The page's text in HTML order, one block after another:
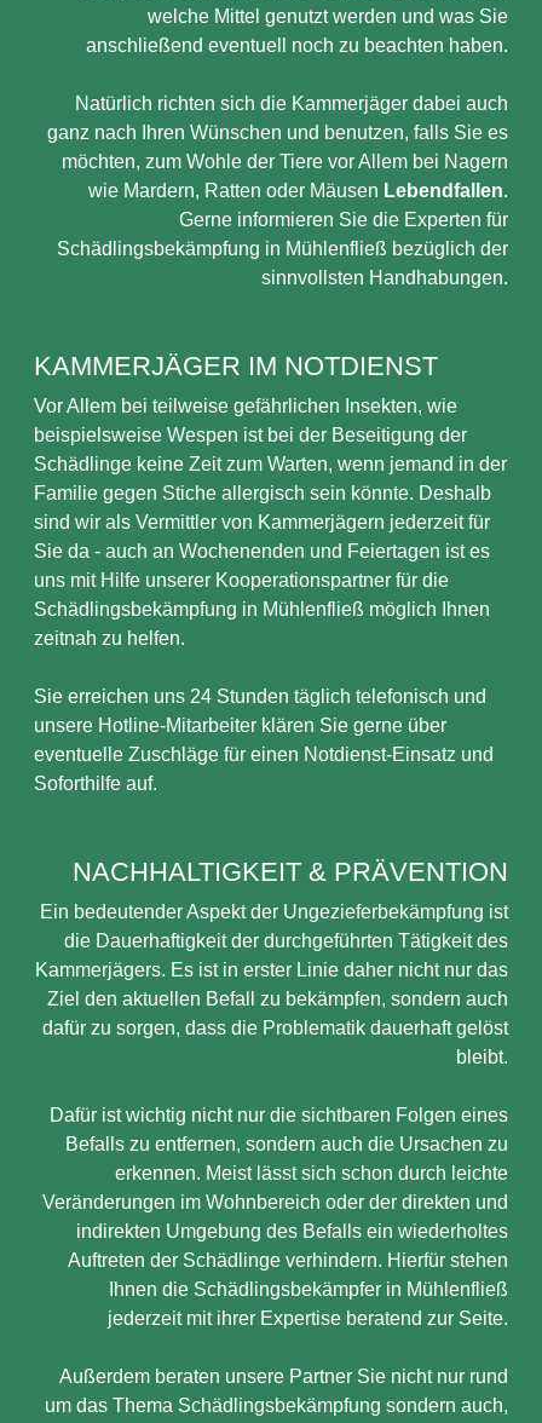
welche Mittel genutzt werden und was Sie
anschließend eventuell noch zu beachten haben.
Natürlich richten sich die Kammerjäger dabei auch
ganz nach Ihren Wünschen und benutzen, falls Sie es
möchten, zum Wohle der Tiere vor Allem bei Nagern
wie Mardern, Ratten oder Mäusen Lebendfallen.
Gerne informieren Sie die Experten für
Schädlingsbekämpfung in Mühlenfließ bezüglich der
sinnvollsten Handhabungen.
KAMMERJÄGER IM NOTDIENST
Vor Allem bei teilweise gefährlichen Insekten, wie
beispielsweise Wespen ist bei der Beseitigung der
Schädlinge keine Zeit zum Warten, wenn jemand in der
Familie gegen Stiche allergisch sein könnte. Deshalb
sind wir als Vermittler von Kammerjägern jederzeit für
Sie da - auch an Wochenenden und Feiertagen ist es
uns mit Hilfe unserer Kooperationspartner für die
Schädlingsbekämpfung in Mühlenfließ möglich Ihnen
zeitnah zu helfen.
Sie erreichen uns 24 Stunden täglich telefonisch und
unsere Hotline-Mitarbeiter klären Sie gerne über
eventuelle Zuschläge für einen Notdienst-Einsatz und
Soforthilfe auf.
NACHHALTIGKEIT & PRÄVENTION
Ein bedeutender Aspekt der Ungezieferbekämpfung ist
die Dauerhaftigkeit der durchgeführten Tätigkeit des
Kammerjägers. Es ist in erster Linie daher nicht nur das
Ziel den aktuellen Befall zu bekämpfen, sondern auch
dafür zu sorgen, dass die Problematik dauerhaft gelöst
bleibt.
Dafür ist wichtig nicht nur die sichtbaren Folgen eines
Befalls zu entfernen, sondern auch die Ursachen zu
erkennen. Meist lässt sich schon durch leichte
Veränderungen im Wohnbereich oder der direkten und
indirekten Umgebung des Befalls ein wiederholtes
Auftreten der Schädlinge verhindern. Hierfür stehen
Ihnen die Schädlingsbekämpfer in Mühlenfließ
jederzeit mit ihrer Expertise beratend zur Seite.
Außerdem beraten unsere Partner Sie nicht nur rund
um das Thema Schädlingsbekämpfung sondern auch,